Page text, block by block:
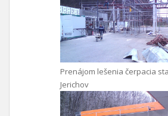
Prenájom lešenia čerpacia
Jerichov